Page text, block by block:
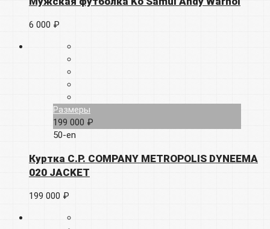
6 000 ₽
Размеры
199 000 ₽
50-en
Куртка C.P. COMPANY METROPOLIS DYNEEMA
020 JACKET
199 000 ₽